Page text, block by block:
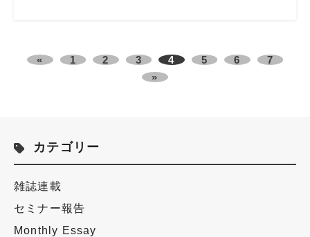
« 1 2 3 4 5 6
7
»
カテゴリー
雑誌連載
セミナー報告
Monthly Essay